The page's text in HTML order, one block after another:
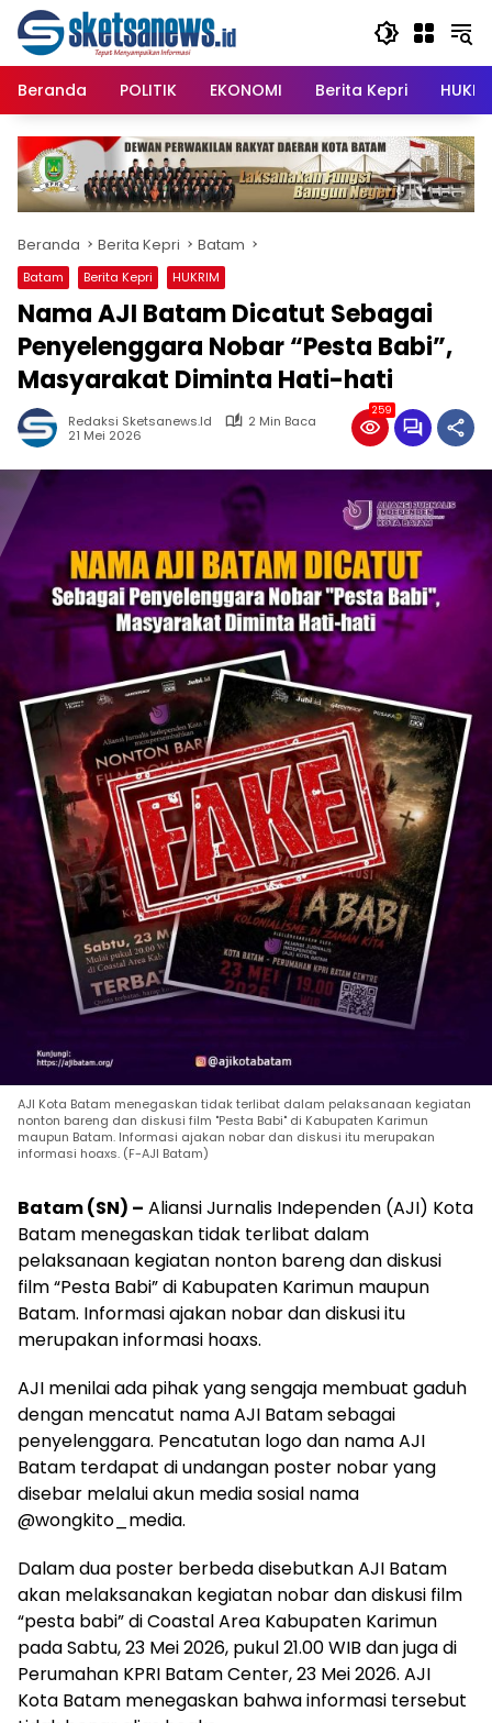
content
Langsung
konten
Beranda
POLITIK EKONOMI Berita Kepri
Beranda Berita Kepri Batam
Batam Berita Kepri HUKRIM
Nama AJI Batam Dicatut Sebagai
Penyelenggara Nobar “Pesta Babi”,
Masyarakat Diminta Hati-hati
Redaksi Sketsanews.id
2 Min Baca
21 Mei 2026
259
AJI Kota Batam menegaskan tidak terlibat dalam pelaksanaan kegiatan
nonton bareng dan diskusi film "Pesta Babi" di Kabupaten Karimun
maupun Batam. Informasi ajakan nobar dan diskusi itu merupakan
informasi hoaxs. (F-AJI Batam)
Batam (SN) – Aliansi Jurnalis Independen (AJI) Kota
Batam menegaskan tidak terlibat dalam
pelaksanaan kegiatan nonton bareng dan diskusi
film “Pesta Babi” di Kabupaten Karimun maupun
Batam. Informasi ajakan nobar dan diskusi itu
merupakan informasi hoaxs.
AJI menilai ada pihak yang sengaja membuat gaduh
dengan mencatut nama AJI Batam sebagai
penyelenggara. Pencatutan logo dan nama AJI
Batam terdapat di undangan poster nobar yang
disebar melalui akun media sosial nama
@wongkito_media.
Dalam dua poster berbeda disebutkan AJI Batam
akan melaksanakan kegiatan nobar dan diskusi film
“pesta babi” di Coastal Area Kabupaten Karimun
pada Sabtu, 23 Mei 2026, pukul 21.00 WIB dan juga di
Perumahan KPRI Batam Center, 23 Mei 2026. AJI
Kota Batam menegaskan bahwa informasi tersebut